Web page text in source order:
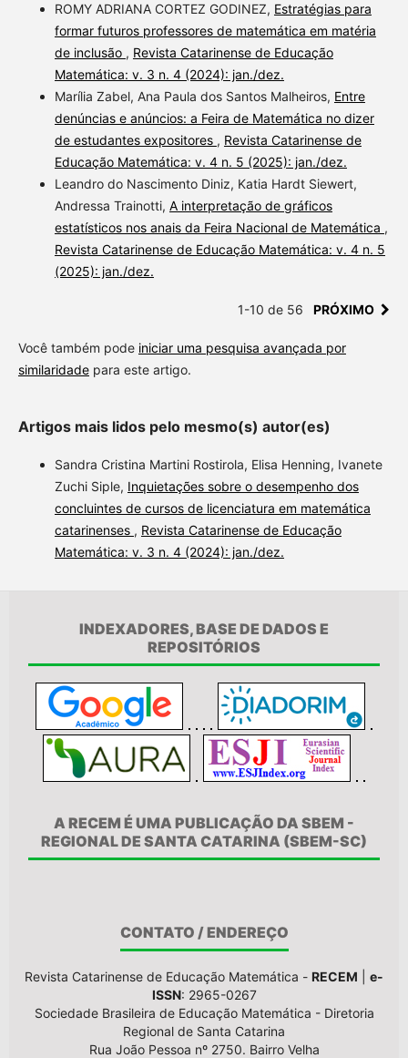
ROMY ADRIANA CORTEZ GODINEZ, Estratégias para
formar futuros professores de matemática em matéria
de inclusão , Revista Catarinense de Educação
Matemática: v. 3 n. 4 (2024): jan./dez.
Marília Zabel, Ana Paula dos Santos Malheiros, Entre
denúncias e anúncios: a Feira de Matemática no dizer
de estudantes expositores , Revista Catarinense de
Educação Matemática: v. 4 n. 5 (2025): jan./dez.
Leandro do Nascimento Diniz, Katia Hardt Siewert,
Andressa Trainotti, A interpretação de gráficos
estatísticos nos anais da Feira Nacional de Matemática ,
Revista Catarinense de Educação Matemática: v. 4 n. 5
(2025): jan./dez.
1-10 de 56 PRÓXIMO
Você também pode iniciar uma pesquisa avançada por
similaridadepara este artigo.
Artigos mais lidos pelo mesmo(s) autor(es)
Sandra Cristina Martini Rostirola, Elisa Henning, Ivanete
Zuchi Siple, Inquietações sobre o desempenho dos
concluintes de cursos de licenciatura em matemática
catarinenses , Revista Catarinense de Educação
Matemática: v. 3 n. 4 (2024): jan./dez.
INDEXADORES, BASE DE DADOS E
REPOSITÓRIOS
A RECEM É UMA PUBLICAÇÃO DA SBEM -
REGIONAL DE SANTA CATARINA (SBEM-SC)
CONTATO / ENDEREÇO
Revista Catarinense de Educação Matemática - RECEM
e-
ISSN: 2965-0267
Sociedade Brasileira de Educação Matemática - Diretoria
Regional de Santa Catarina
Rua João Pessoa nº 2750. Bairro Velha